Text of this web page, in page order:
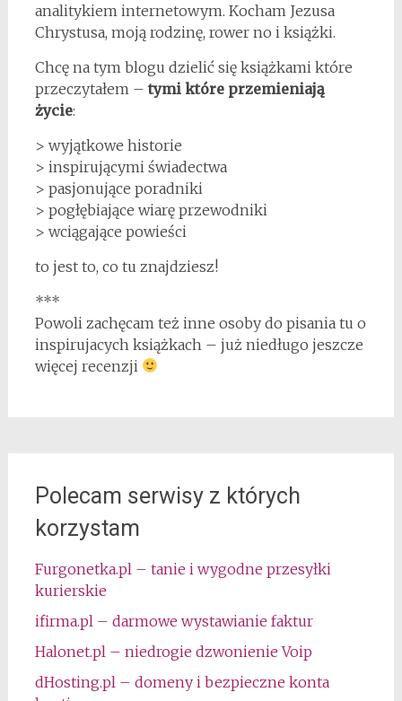
analitykiem internetowym. Kocham Jezusa
Chrystusa, moją rodzinę, rower no i książki.
Chcę na tym blogu dzielić się książkami które
przeczytałem –tymi które przemieniają
życie:
> wyjątkowe historie
> inspirującymi świadectwa
> pasjonujące poradniki
> pogłębiające wiarę przewodniki
> wciągające powieści
to jest to, co tu znajdziesz!
***
Powoli zachęcam też inne osoby do pisania tu o
inspirujacych książkach – już niedługo jeszcze
więcej recenzji
Polecam serwisy z których
korzystam
Furgonetka.pl – tanie i wygodne przesyłki
kurierskie
ifirma.pl – darmowe wystawianie faktur
Halonet.pl – niedrogie dzwonienie Voip
dHosting.pl – domeny i bezpieczne konta